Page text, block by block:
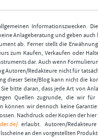
Informationszwecken.
Anlageberatung und geben
ab. Ferner stellt die
zum Kaufen, Verkaufen oder
dar. Auch wenn
Autoren/Redakteure nicht für
dieser Seite/Blog kann nicht die
bitte daran, dass jede Art von
Quellen zugrunde, die wir für
können wir dennoch keine
Nachdruck oder Kopien der
erlaubt. Autoren/
an den vorgestellten